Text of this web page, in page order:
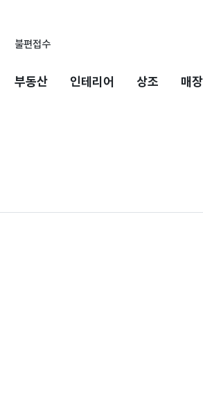
불편접수
부동산 인테리어 상조 매